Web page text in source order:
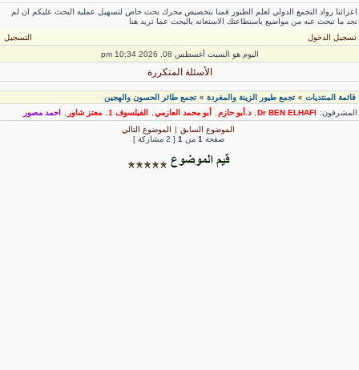
رواد التجمع الدولي لعلم الطيور قمنا بتخصيص محرك بحث خاص لتسهيل عملية البحث عليكم ان لم
ما تبحث عنه من مواضيع باستطاعتك الاستعانه بالبحث عما تريد هنا
تسجيل الدخول
التسجيل
اليوم هو السبت أغسطس 08, 2026 10:34 pm
الأسئلة المتكررة
قائمة المنتديات» تجمع طيور الزينة والمغردة» تجمع طائر الحسون والهجين
Dr BEN ELHAFI
, د.أبو حازم, أبو محمد العازمي , الفيلسوف 1 , معتز شاور
احمد مصور
الموضوع السابق| الموضوع التالي
صفحة1 من [ 2 مشاركة ]